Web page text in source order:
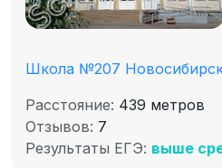
Школа №207
Расстояние: 439 метров
Отзывов: 7
Результаты ЕГЭ: выше